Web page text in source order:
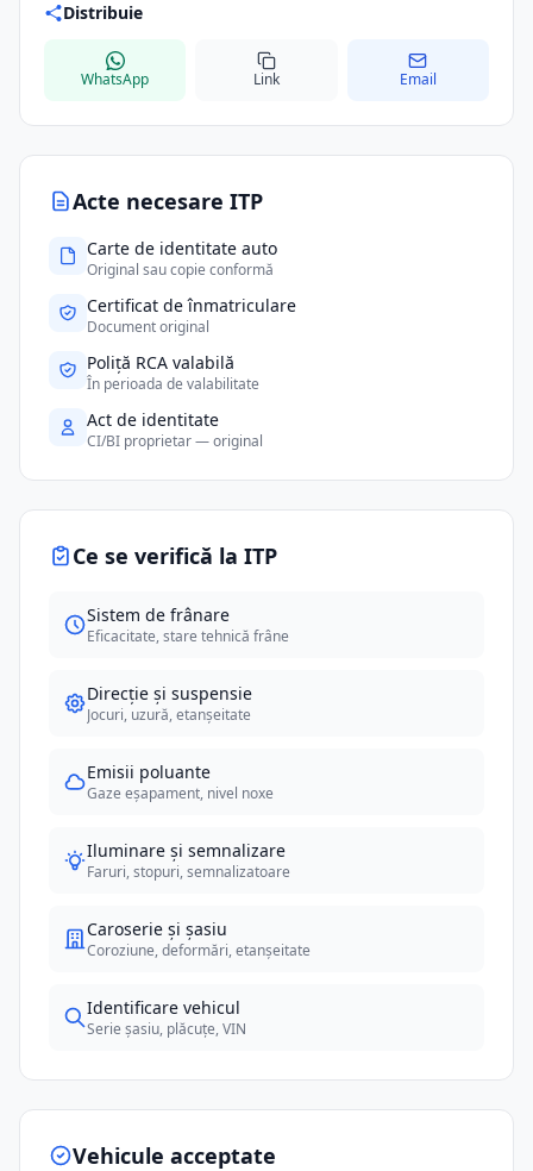
Acte necesare ITP
Carte de identitate auto
Original sau copie conformă
Certificat de înmatriculare
Document original
Poliță RCA valabilă
În perioada de valabilitate
Act de identitate
CI/BI proprietar — original
Ce se verifică la ITP
Sistem de frânare
Eficacitate, stare tehnică frâne
Direcție și suspensie
Jocuri, uzură, etanșeitate
Emisii poluante
Gaze eșapament, nivel noxe
Iluminare și semnalizare
Faruri, stopuri, semnalizatoare
Caroserie și șasiu
Coroziune, deformări, etanșeitate
Identificare vehicul
Serie șasiu, plăcuțe, VIN
Vehicule acceptate
Distribuie
WhatsApp Link Email